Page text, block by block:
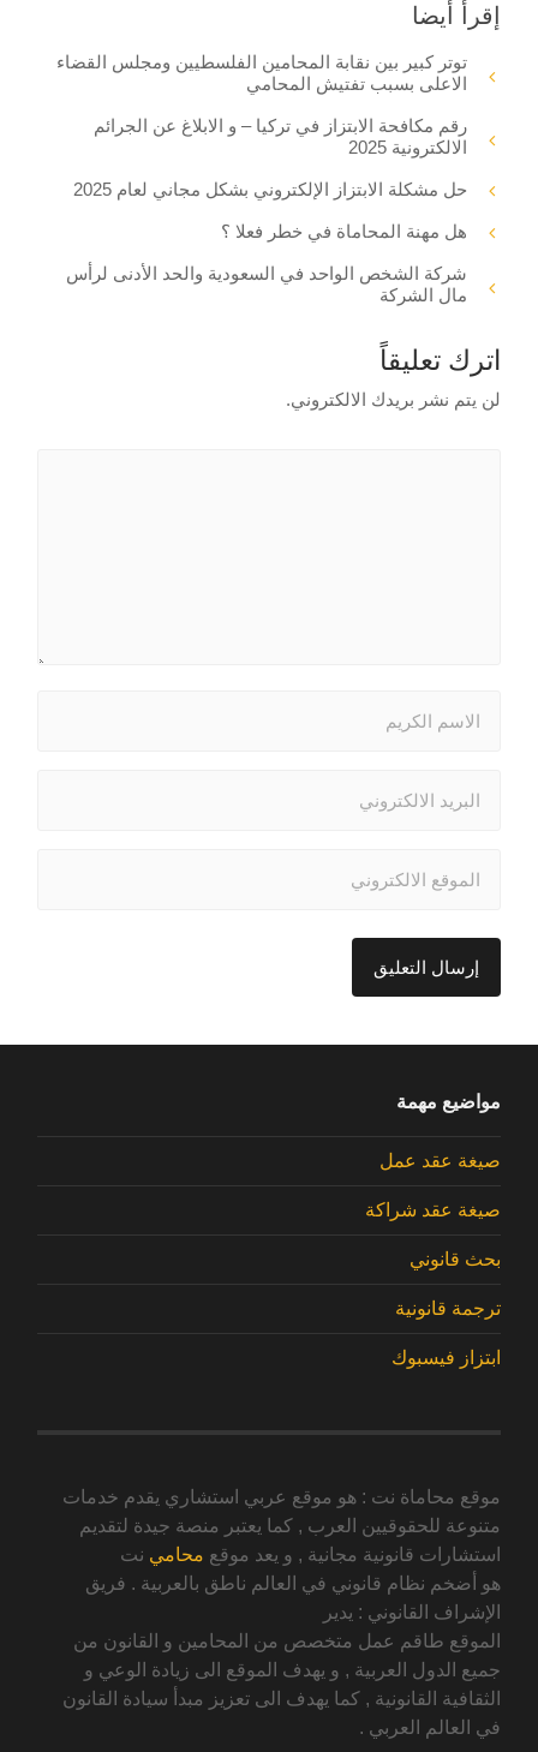
إقرأ أيضا
توتر كبير بين نقابة المحامين الفلسطيين ومجلس القضاء
الاعلى بسبب تفتيش المحامي
رقم مكافحة الابتزاز في تركيا – و الابلاغ عن الجرائم
الالكترونية 2025
حل مشكلة الابتزاز الإلكتروني بشكل مجاني لعام 2025
هل مهنة المحاماة في خطر فعلا ؟
شركة الشخص الواحد في السعودية والحد الأدنى لرأس
مال الشركة
اترك تعليقاً
لن يتم نشر بريدك الالكتروني.
مواضيع مهمة
صيغة عقد عمل
صيغة عقد شراكة
بحث قانوني
ترجمة قانونية
ابتزاز فيسبوك
موقع محاماة نت : هو موقع عربي استشاري يقدم خدمات
متنوعة للحقوقيين العرب , كما يعتبر منصة جيدة لتقديم
استشارات قانونية مجانية , و يعد موقع محامي نت
هو أضخم نظام قانوني في العالم ناطق بالعربية . فريق
الإشراف القانوني : يدير
الموقع طاقم عمل متخصص من المحامين و القانون من
جميع الدول العربية , و يهدف الموقع الى زيادة الوعي و
الثقافية القانونية , كما يهدف الى تعزيز مبدأ سيادة القانون
في العالم العربي .